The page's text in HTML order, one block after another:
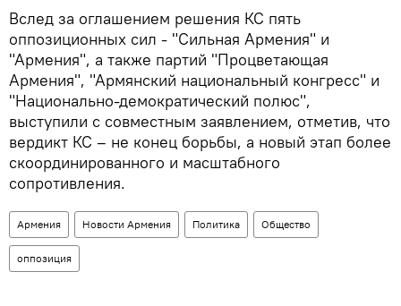
Вслед за оглашением решения КС пять
оппозиционных сил - "Сильная Армения" и
"Армения", а также партий "Процветающая
Армения", "Армянский национальный конгресс" и
"Национально-демократический полюс",
выступили с совместным заявлением, отметив, что
вердикт КС – не конец борьбы, а новый этап более
скоординированного и масштабного
сопротивления.
Армения Новости Армения Политика Общество
оппозиция